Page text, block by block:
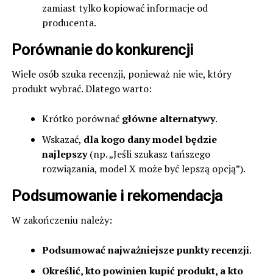
zamiast tylko kopiować informacje od
producenta.
Porównanie do konkurencji
Wiele osób szuka recenzji, ponieważ nie wie, który
produkt wybrać. Dlatego warto:
Krótko porównać główne alternatywy.
Wskazać, dla kogo dany model będzie
najlepszy(np. „Jeśli szukasz tańszego
rozwiązania, model X może być lepszą opcją”).
Podsumowanie i rekomendacja
W zakończeniu należy:
Podsumować najważniejsze punkty recenzji.
Określić, kto powinien kupić produkt, a kto